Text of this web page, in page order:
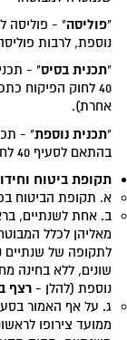
"פוליסה" - פוליסה
נוספת, לרבות
"תכנית בסיס" -
40 לחוק הפיקוח
אחרת).
"תכנית נוספת" -
בהתאם לסעיף 40 לחוק הפיקוח, רק כנלווים לתכנית בסיס.
תקופת ביטוח
א. תקופת הביטוח
ב. אחת לשנתיים,
מאליהן לכלל
לתקופה של שנתיים
שונים, ללא בחינה
נוספת (להלן -רצף
ג. על אף האמור
ממועד צירופו